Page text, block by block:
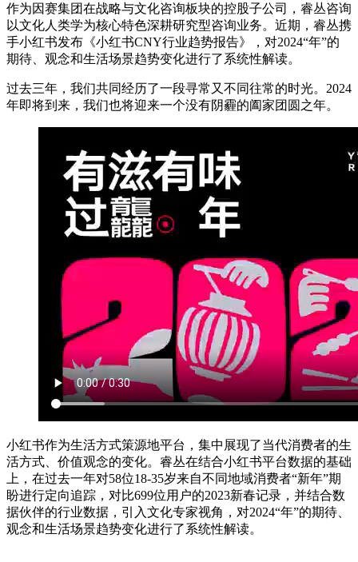
作为因赛集团在战略与文化咨询板块的控股子公司，睿丛咨询
以文化人类学为核心特色深耕研究型咨询业务。近期，睿丛携
手小红书发布《小红书CNY行业趋势报告》，对2024“年”的
期待、观念和生活场景趋势变化进行了系统性解读。
过去三年，我们共同经历了一段寻常又不同往常的时光。2024
年即将到来，我们也将迎来一个没有阴霾的阖家团圆之年。
小红书作为生活方式策源地平台，集中展现了当代消费者的生
活方式、价值观念的变化。睿丛在结合小红书平台数据的基础
上，在过去一年对58位18-35岁来自不同地域消费者“新年”期
盼进行定向追踪，对比699位用户的2023新春记录，并结合数
据伙伴的行业数据，引入文化专家视角，对2024“年”的期待、
观念和生活场景趋势变化进行了系统性解读。